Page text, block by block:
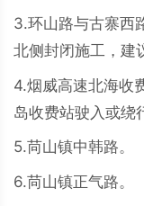
3.环山路与古寨西
北侧封闭施工，建
4.烟威高速北海收
岛收费站驶入或绕
5.苘山镇中韩路。
6.苘山镇正气路。